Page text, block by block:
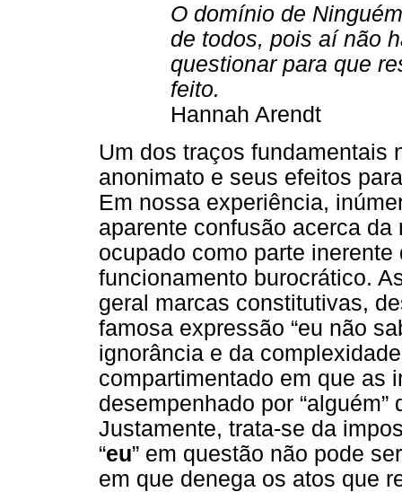
O domínio de
de todos, pois aí não
questionar para que
feito.
Hannah Arendt
Um dos traços fundamentais
anonimato e seus efeitos
Em nossa experiência,
aparente confusão acerca
ocupado como parte
funcionamento burocrático.
geral marcas constitutivas,
famosa expressão “eu não
ignorância e da
compartimentado em que as
desempenhado por
Justamente, trata-se da
“eu” em questão não pode
em que denega os atos que